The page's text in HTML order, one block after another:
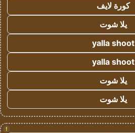
كورة لايف
يلا شوت
yalla shoot
yalla shoot
يلا شوت
يلا شوت
!